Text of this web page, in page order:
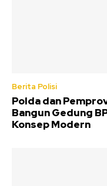
Berita Polisi
Polda dan
Bangun Gedung
Konsep Modern